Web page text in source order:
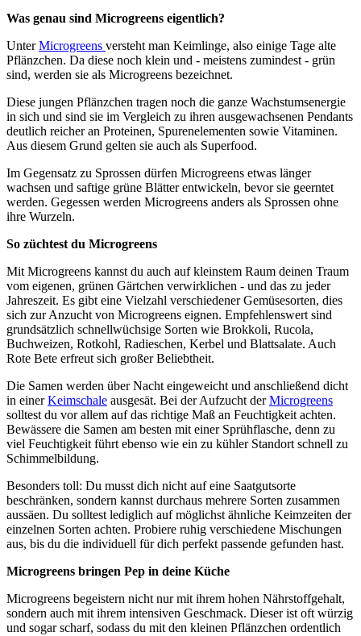
Was genau sind Microgreens eigentlich?
UnterMicrogreens versteht man Keimlinge, also einige Tage alte
Pflänzchen. Da diese noch klein und - meistens zumindest - grün
sind, werden sie als Microgreens bezeichnet.
Diese jungen Pflänzchen tragen noch die ganze Wachstumsenergie
in sich und sind sie im Vergleich zu ihren ausgewachsenen Pendants
deutlich reicher an Proteinen, Spurenelementen sowie Vitaminen.
Aus diesem Grund gelten sie auch als Superfood.
Im Gegensatz zu Sprossen dürfen Microgreens etwas länger
wachsen und saftige grüne Blätter entwickeln, bevor sie geerntet
werden. Gegessen werden Microgreens anders als Sprossen ohne
ihre Wurzeln.
So züchtest du Microgreens
Mit Microgreens kannst du auch auf kleinstem Raum deinen Traum
vom eigenen, grünen Gärtchen verwirklichen - und das zu jeder
Jahreszeit. Es gibt eine Vielzahl verschiedener Gemüsesorten, dies
sich zur Anzucht von Microgreens eignen. Empfehlenswert sind
grundsätzlich schnellwüchsige Sorten wie Brokkoli, Rucola,
Buchweizen, Rotkohl, Radieschen, Kerbel und Blattsalate. Auch
Rote Bete erfreut sich großer Beliebtheit.
Die Samen werden über Nacht eingeweicht und anschließend dicht
in einerKeimschale ausgesät. Bei der Aufzucht derMicrogreens
solltest du vor allem auf das richtige Maß an Feuchtigkeit achten.
Bewässere die Samen am besten mit einer Sprühflasche, denn zu
viel Feuchtigkeit führt ebenso wie ein zu kühler Standort schnell zu
Schimmelbildung.
Besonders toll: Du musst dich nicht auf eine Saatgutsorte
beschränken, sondern kannst durchaus mehrere Sorten zusammen
aussäen. Du solltest lediglich auf möglichst ähnliche Keimzeiten der
einzelnen Sorten achten. Probiere ruhig verschiedene Mischungen
aus, bis du die individuell für dich perfekt passende gefunden hast.
Microgreens bringen Pep in deine Küche
Microgreens begeistern nicht nur mit ihrem hohen Nährstoffgehalt,
sondern auch mit ihrem intensiven Geschmack. Dieser ist oft würzig
und sogar scharf, sodass du mit den kleinen Pflänzchen ordentlich